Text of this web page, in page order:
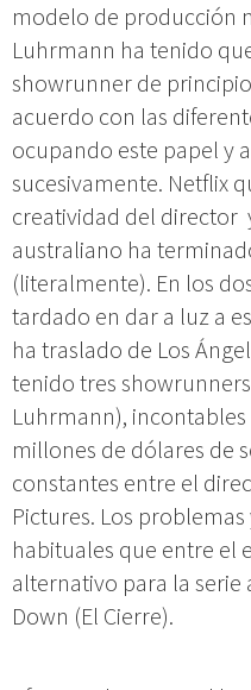
modelo de producción
Luhrmann ha tenido
showrunner de
acuerdo con las
ocupando este papel y
sucesivamente. Netflix
creatividad del director
australiano ha
(literalmente). En los
tardado en dar a luz a
ha traslado de Los
tenido tres
Luhrmann),
millones de dólares de
constantes entre el
Pictures. Los
habituales que entre el
alternativo para la serie
Down (El Cierre).